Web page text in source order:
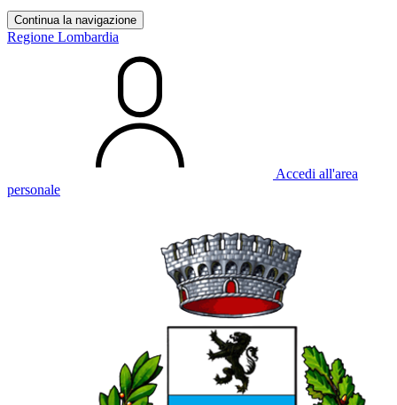
Continua la navigazione
Regione Lombardia
Accedi all'area
personale